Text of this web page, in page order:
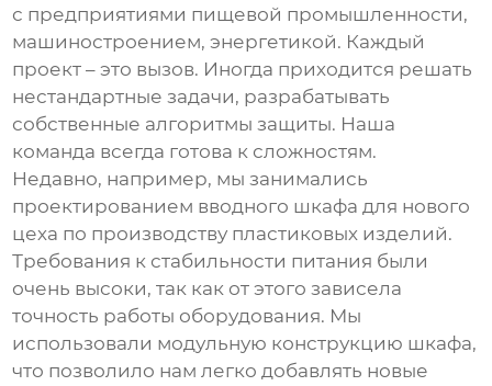
с предприятиями пищевой промышленности,
машиностроением, энергетикой. Каждый
проект – это вызов. Иногда приходится решать
нестандартные задачи, разрабатывать
собственные алгоритмы защиты. Наша
команда всегда готова к сложностям.
Недавно, например, мы занимались
проектированием вводного шкафа для нового
цеха по производству пластиковых изделий.
Требования к стабильности питания были
очень высоки, так как от этого зависела
точность работы оборудования. Мы
использовали модульную конструкцию шкафа,
что позволило нам легко добавлять новые